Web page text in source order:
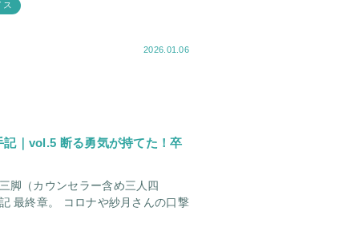
ス
2026.01.06
記｜vol.5 断る勇気が持てた！卒
脚（カウンセラー含め三人四
月さんの口撃